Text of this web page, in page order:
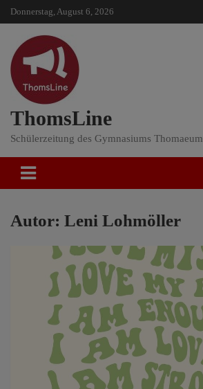
SkipDonnerstag, August 6, 2026
ThomsLine
Schülerzeitung des Gymnasiums Thomaeum
Autor: Leni Lohmöller